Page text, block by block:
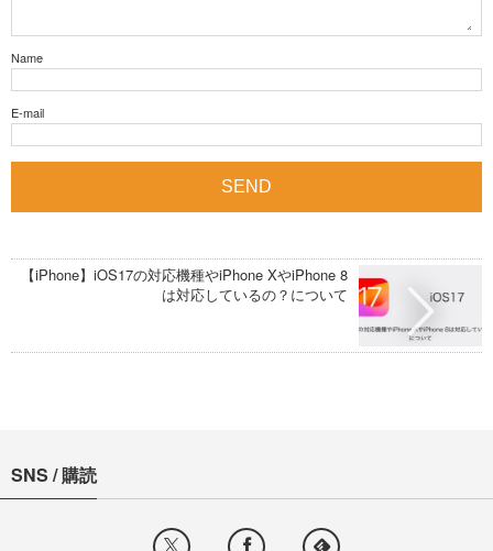
Name
E-mail
【iPhone】iOS17の対応機種やiPhone XやiPhone 8
は対応しているの？について
SNS / 購読